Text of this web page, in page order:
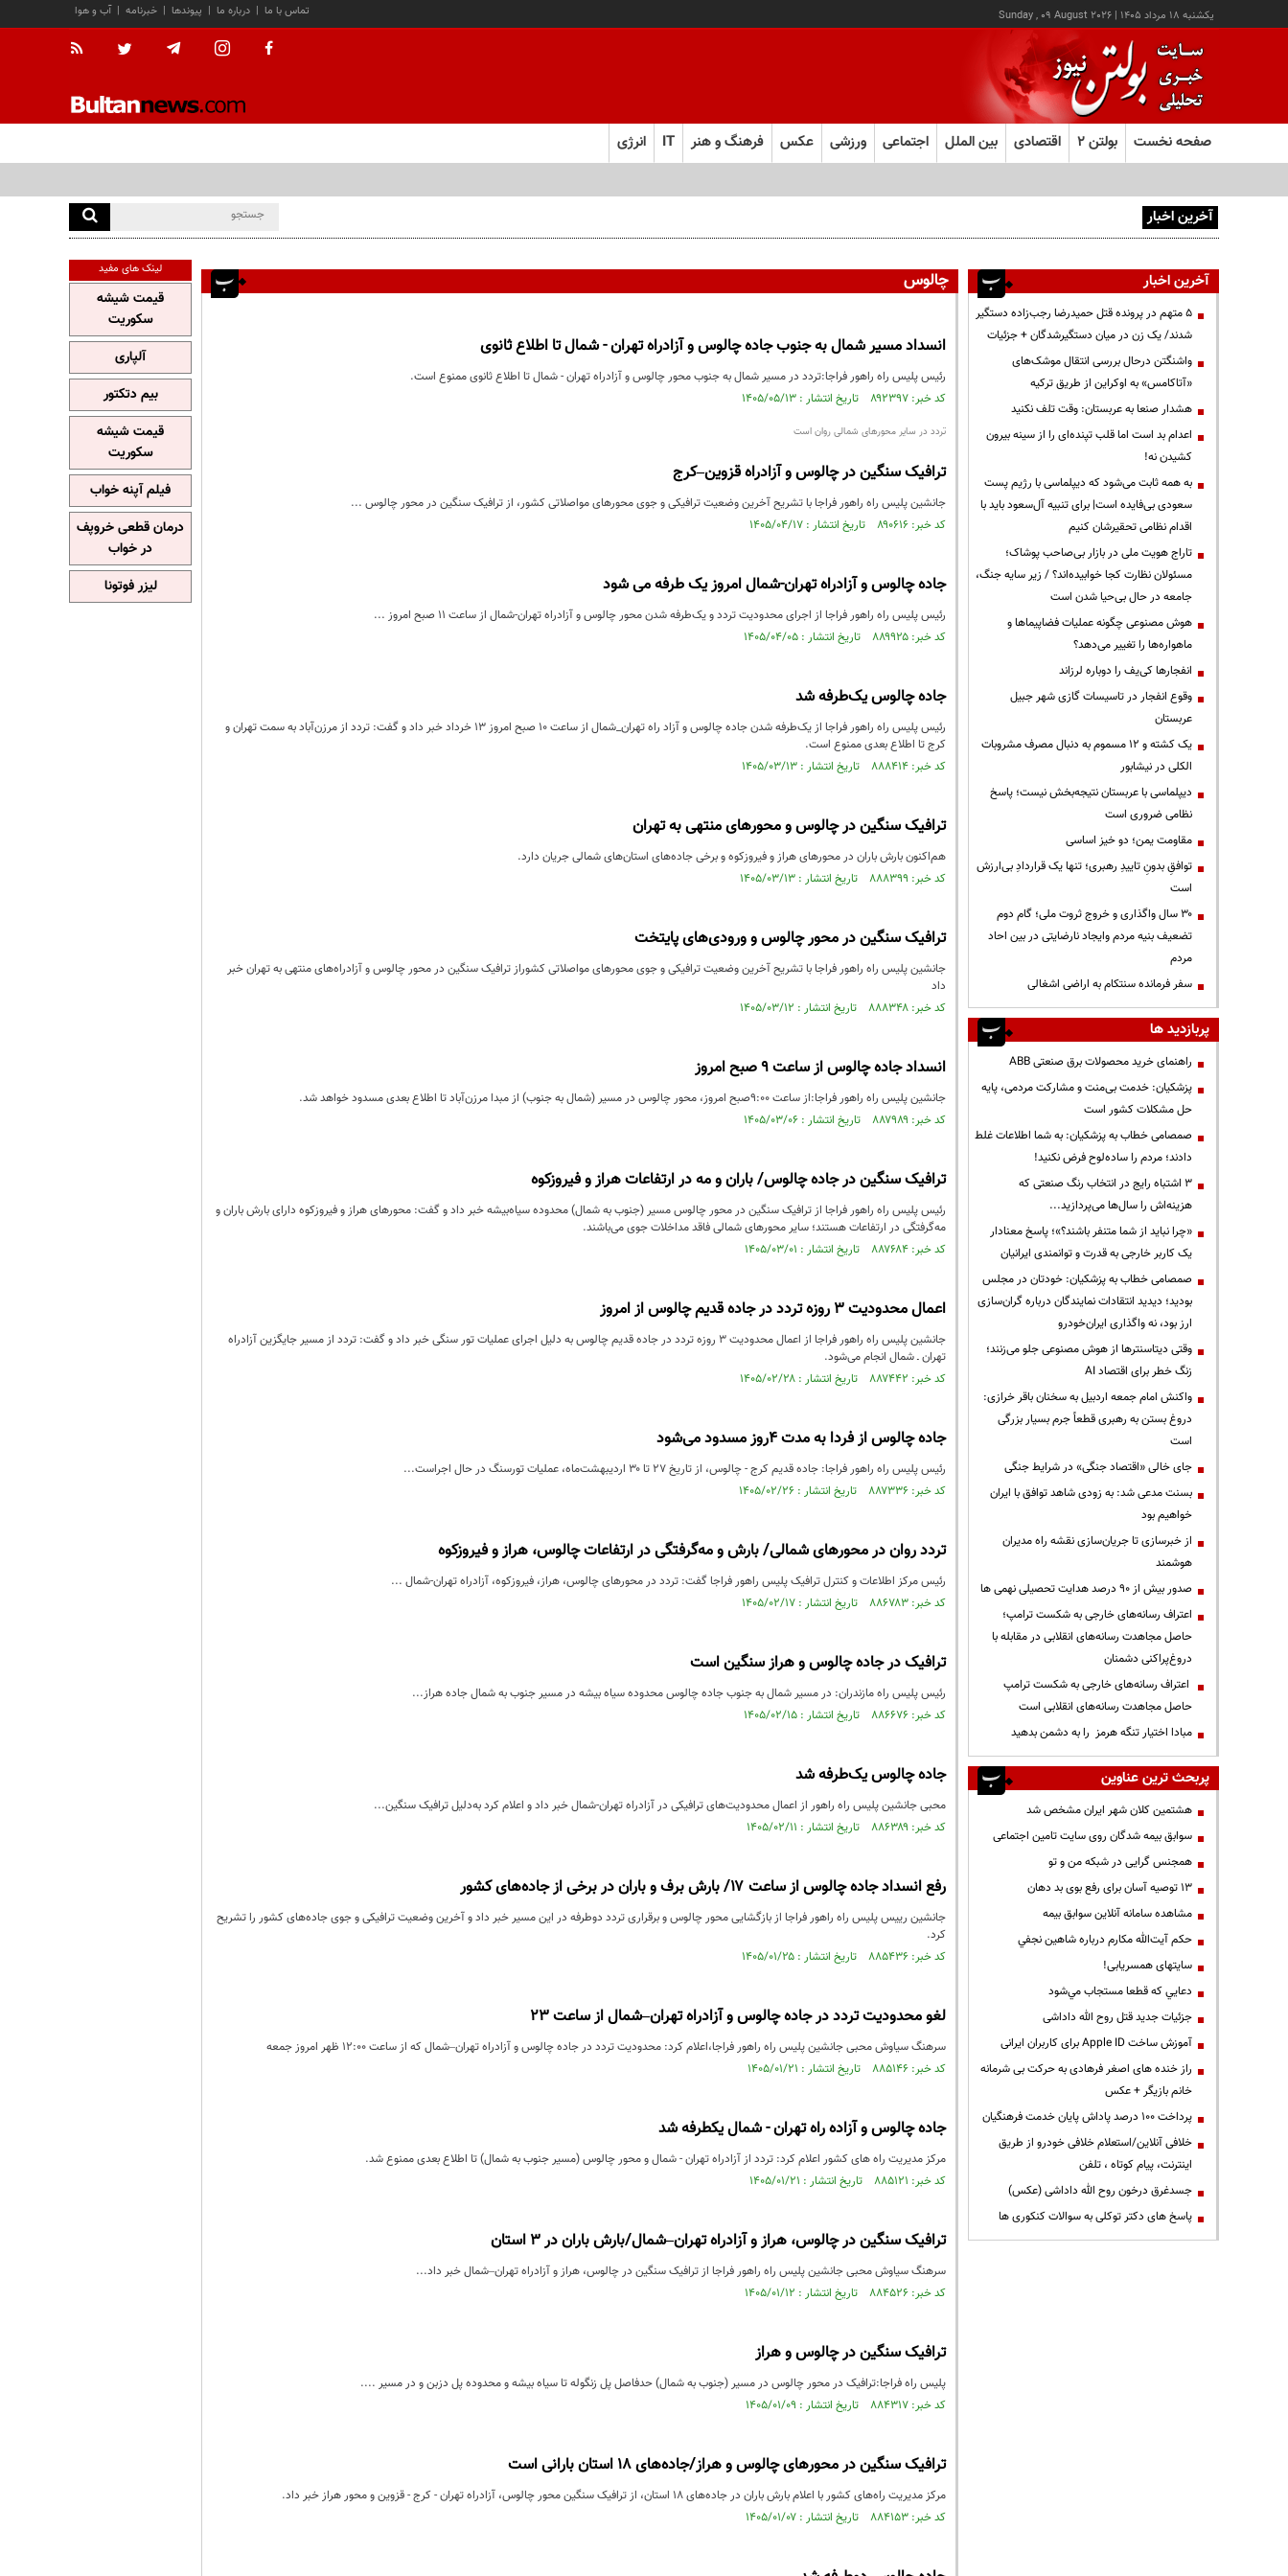
يکشنبه ۱۸ مرداد ۱۴۰۵ |
Sunday , 09 August 2026 آب و هوا | خبرنامه | پیوندها | درباره ما | تماس با ما
صفحه نخست بولتن ۲ اقتصادی بین الملل اجتماعی ورزشی عکس فرهنگ و هنر IT انرژی
آخرین اخبار
چالوس
انسداد مسیر شمال به جنوب جاده چالوس و آزادراه تهران - شمال تا اطلاع ثانوی
رئیس پلیس راه راهور فراجا:تردد در مسیر شمال به جنوب محور چالوس و آزادراه تهران - شمال تا اطلاع ثانوی ممنوع است.
کد خبر: ۸۹۲۳۹۷ تاریخ انتشار : ۱۴۰۵/۰۵/۱۳
تردد در سایر محورهای شمالی روان است
ترافیک سنگین در چالوس و آزادراه قزوین–کرج
جانشین پلیس راه راهور فراجا با تشریح آخرین وضعیت ترافیکی و جوی محورهای مواصلاتی کشور، از ترافیک سنگین در محور چالوس ...
کد خبر: ۸۹۰۶۱۶ تاریخ انتشار : ۱۴۰۵/۰۴/۱۷
جاده چالوس و آزادراه تهران-شمال امروز یک طرفه می شود
رئیس پلیس راه راهور فراجا از اجرای محدودیت تردد و یک‌طرفه شدن محور چالوس و آزادراه تهران-شمال از ساعت ۱۱ صبح امروز ...
کد خبر: ۸۸۹۹۲۵ تاریخ انتشار : ۱۴۰۵/۰۴/۰۵
جاده چالوس یک‌طرفه شد
رئیس پلیس راه راهور فراجا از یک‌طرفه شدن جاده چالوس و آزاد راه تهران_شمال از ساعت ۱۰ صبح امروز ۱۳ خرداد خبر داد و گفت: تردد از مرزن‌آباد به سمت تهران و
کرج تا اطلاع بعدی ممنوع است.
کد خبر: ۸۸۸۴۱۴ تاریخ انتشار : ۱۴۰۵/۰۳/۱۳
ترافیک سنگین در چالوس و محورهای منتهی به تهران
هم‌اکنون بارش باران در محورهای هراز و فیروزکوه و برخی جاده‌های استان‌های شمالی جریان دارد.
کد خبر: ۸۸۸۳۹۹ تاریخ انتشار : ۱۴۰۵/۰۳/۱۳
ترافیک سنگین در محور چالوس و ورودی‌های پایتخت
جانشین پلیس راه راهور فراجا با تشریح آخرین وضعیت ترافیکی و جوی محورهای مواصلاتی کشوراز ترافیک سنگین در محور چالوس و آزادراه‌های منتهی به تهران خبر
داد
کد خبر: ۸۸۸۳۴۸ تاریخ انتشار : ۱۴۰۵/۰۳/۱۲
انسداد جاده چالوس از ساعت ۹ صبح امروز
جانشین پلیس راه راهور فراجا:از ساعت ۹:۰۰صبح امروز، محور چالوس در مسیر (شمال به جنوب) از مبدا مرزن‌آباد تا اطلاع بعدی مسدود خواهد شد.
کد خبر: ۸۸۷۹۸۹ تاریخ انتشار : ۱۴۰۵/۰۳/۰۶
ترافیک سنگین در جاده چالوس/ باران و مه در ارتفاعات هراز و فیروزکوه
رئیس پلیس راه راهور فراجا از ترافیک سنگین در محور چالوس مسیر (جنوب به شمال) محدوده سیاه‌بیشه خبر داد و گفت: محورهای هراز و فیروزکوه دارای بارش باران و
مه‌گرفتگی در ارتفاعات هستند؛ سایر محورهای شمالی فاقد مداخلات جوی می‌باشند.
کد خبر: ۸۸۷۶۸۴ تاریخ انتشار : ۱۴۰۵/۰۳/۰۱
اعمال محدودیت ۳ روزه تردد در جاده قدیم چالوس از امروز
جانشین پلیس راه راهور فراجا از اعمال محدودیت ۳ روزه تردد در جاده قدیم چالوس به دلیل اجرای عملیات تور سنگی خبر داد و گفت: تردد از مسیر جایگزین آزادراه
تهران ـ شمال انجام می‌شود.
کد خبر: ۸۸۷۴۴۲ تاریخ انتشار : ۱۴۰۵/۰۲/۲۸
جاده چالوس از فردا به مدت ۴روز مسدود می‌شود
رئیس پلیس راه راهور فراجا: جاده قدیم کرج - چالوس، از تاریخ ۲۷ تا ۳۰ اردیبهشت‌ماه، عملیات تورسنگ در حال اجراست...
کد خبر: ۸۸۷۳۳۶ تاریخ انتشار : ۱۴۰۵/۰۲/۲۶
تردد روان در محورهای شمالی/ بارش و مه‌گرفتگی در ارتفاعات چالوس، هراز و فیروزکوه
رئیس مرکز اطلاعات و کنترل ترافیک پلیس راهور فراجا گفت: تردد در محورهای چالوس، هراز، فیروزکوه، آزادراه تهران-شمال ...
کد خبر: ۸۸۶۷۸۳ تاریخ انتشار : ۱۴۰۵/۰۲/۱۷
ترافیک در جاده چالوس و هراز سنگین است
رئیس پلیس راه مازندران: در مسیر شمال به جنوب جاده چالوس محدوده سیاه بیشه در مسیر جنوب به شمال جاده هراز...
کد خبر: ۸۸۶۶۷۶ تاریخ انتشار : ۱۴۰۵/۰۲/۱۵
جاده چالوس یک‌طرفه شد
محبی جانشین پلیس راه راهور از اعمال محدودیت‌های ترافیکی در آزادراه تهران-شمال خبر داد و اعلام کرد به‌دلیل ترافیک سنگین...
کد خبر: ۸۸۶۳۸۹ تاریخ انتشار : ۱۴۰۵/۰۲/۱۱
رفع انسداد جاده چالوس از ساعت ۱۷/ بارش برف و باران در برخی از جاده‌های کشور
جانشین رییس پلیس راه راهور فراجا از بازگشایی محور چالوس و برقراری تردد دوطرفه در این مسیر خبر داد و آخرین وضعیت ترافیکی و جوی جاده‌های کشور را تشریح
کرد.
کد خبر: ۸۸۵۴۳۶ تاریخ انتشار : ۱۴۰۵/۰۱/۲۵
لغو محدودیت تردد در جاده چالوس و آزادراه تهران–شمال از ساعت ۲۳
سرهنگ سیاوش محبی جانشین پلیس راه راهور فراجا،اعلام کرد: محدودیت تردد در جاده چالوس و آزادراه تهران–شمال که از ساعت ۱۲:۰۰ ظهر امروز جمعه
کد خبر: ۸۸۵۱۴۶ تاریخ انتشار : ۱۴۰۵/۰۱/۲۱
جاده چالوس و آزاده راه تهران - شمال یکطرفه شد
مرکز مدیریت راه های کشور اعلام کرد: تردد از آزادراه تهران - شمال و محور چالوس (مسیر جنوب به شمال) تا اطلاع بعدی ممنوع شد.
کد خبر: ۸۸۵۱۲۱ تاریخ انتشار : ۱۴۰۵/۰۱/۲۱
ترافیک سنگین در چالوس، هراز و آزادراه تهران–شمال/بارش باران در ۳ استان
سرهنگ سیاوش محبی جانشین پلیس راه راهور فراجا از ترافیک سنگین در چالوس، هراز و آزادراه تهران–شمال خبر داد...
کد خبر: ۸۸۴۵۲۶ تاریخ انتشار : ۱۴۰۵/۰۱/۱۲
ترافیک سنگین در چالوس و هراز
پلیس راه فراجا:ترافیک در محور چالوس در مسیر (جنوب به شمال) حدفاصل پل زنگوله تا سیاه بیشه و محدوده پل دزبن و در مسیر ....
کد خبر: ۸۸۴۳۱۷ تاریخ انتشار : ۱۴۰۵/۰۱/۰۹
ترافیک سنگین در محورهای چالوس و هراز/جاده‌های ۱۸ استان بارانی است
مرکز مدیریت راه‌های کشور با اعلام بارش باران در جاده‌های ۱۸ استان، از ترافیک سنگین محور چالوس، آزادراه تهران - کرج - قزوین و محور هراز خبر داد.
کد خبر: ۸۸۴۱۵۳ تاریخ انتشار : ۱۴۰۵/۰۱/۰۷
آخرین اخبار
۵ متهم در پرونده قتل حمیدرضا رجب‌زاده دستگیر
شدند/ یک زن در میان دستگیرشدگان + جزئیات
واشنگتن درحال بررسی انتقال موشک‌های
«آتاکامس» به اوکراین از طریق ترکیه
هشدار صنعا به عربستان: وقت تلف نکنید
اعدام بد است اما قلب تپنده‌ای را از سینه بیرون
کشیدن نه!
به همه ثابت می‌شود که دیپلماسی با رژیم پست
سعودی بی‌فایده است| برای تنبیه آل‌سعود باید با
اقدام نظامی تحقیرشان کنیم
تاراج هویت ملی در بازار بی‌صاحب پوشاک؛
مسئولان نظارت کجا خوابیده‌اند؟ / زیر سایه جنگ،
جامعه در حال بی‌حیا شدن است
هوش مصنوعی چگونه عملیات فضاپیماها و
ماهواره‌ها را تغییر می‌دهد؟
انفجارها کی‌یف را دوباره لرزاند
وقوع انفجار در تاسیسات گازی شهر جبیل
عربستان
یک کشته و ۱۲ مسموم به دنبال مصرف مشروبات
الکلی در نیشابور
دیپلماسی با عربستان نتیجه‌بخش نیست؛ پاسخ
نظامی ضروری است
مقاومت یمن؛ دو خیز اساسی
توافقِ بدونِ تاییدِ رهبری؛ تنها یک قراردادِ بی‌ارزش
است
۳۰ سال واگذاری و خروج ثروت ملی؛ گام دوم
تضعیف بنیه مردم وایجاد نارضایتی در بین احاد
مردم
سفر فرمانده سنتکام به اراضی اشغالی
پربازدید ها
راهنمای خرید محصولات برق صنعتی ABB
پزشکیان: خدمت بی‌منت و مشارکت مردمی، پایه
حل مشکلات کشور است
صمصامی خطاب به پزشکیان: به شما اطلاعات غلط
دادند؛ مردم را ساده‌لوح فرض نکنید!
3 اشتباه رایج در انتخاب رنگ صنعتی که
هزینه‌اش را سال‌ها می‌پردازید...
«چرا نباید از شما متنفر باشند؟»؛ پاسخ معنادار
یک کاربر خارجی به قدرت و توانمندی ایرانیان
صمصامی خطاب به پزشکیان: خودتان در مجلس
بودید؛ دیدید انتقادات نمایندگان درباره گران‌سازی
ارز بود، نه واگذاری ایران‌خودرو
وقتی دیتاسنترها از هوش مصنوعی جلو می‌زنند؛
زنگ خطر برای اقتصاد AI
واکنش امام جمعه اردبیل به سخنان باقر خرازی:
دروغ بستن به رهبری قطعاً جرم بسیار بزرگی
است
جای خالی «اقتصاد جنگی» در شرایط جنگی
بسنت مدعی شد: به زودی شاهد توافق با ایران
خواهیم بود
از خبرسازی تا جریان‌سازی نقشه راه مدیران
هوشمند
صدور بیش از ۹۰ درصد هدایت تحصیلی نهمی ها
اعتراف رسانه‌های خارجی به شکست ترامپ؛
حاصل مجاهدت رسانه‌های انقلابی در مقابله با
دروغ‌پراکنی دشمنان
اعتراف رسانه‌های خارجی به شکست ترامپ
حاصل مجاهدت رسانه‌های انقلابی است
مبادا اختیار تنگه هرمز را به دشمن بدهید
پربحث ترین عناوین
هشتمین کلان شهر ایران مشخص شد
سوابق بیمه شدگان روی سایت تامین اجتماعی
همجنس گرایی در شبکه من و تو
13 توصیه آسان برای رفع بوی بد دهان
مشاهده سامانه آنلاين سوابق بیمه
حكم آيت‌الله مكارم درباره شاهين نجفي
سایتهای همسریابی!
دعايي كه قطعا مستجاب مي‌شود
جزئیات جدید قتل روح الله داداشی
آموزش ساخت Apple ID برای کاربران ایرانی
راز خنده های اصغر فرهادی به حرکت بی شرمانه
خانم بازیگر + عکس
پرداخت ۱۰۰ درصد پاداش پایان خدمت فرهنگیان
خلافی آنلاین/استعلام خلافی خودرو از طریق
اینترنت، پیام کوتاه ، تلفن
جسدغرق درخون روح الله داداشی (عکس)
پاسخ های دکتر توکلی به سوالات کنکوری ها
لینک های مفید
قیمت شیشه
سکوریت
آلپاری
بیم دتکتور
قیمت شیشه
سکوریت
فیلم آپنه خواب
درمان قطعی خروپف
در خواب
لیزر فوتونا